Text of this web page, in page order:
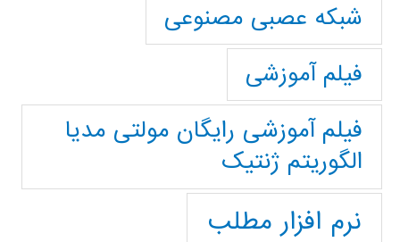
شبکه عصبی مصنوعی
فیلم آموزشی
فیلم آموزشی رایگان مولتی مدیا
الگوریتم ژنتیک
نرم افزار مطلب